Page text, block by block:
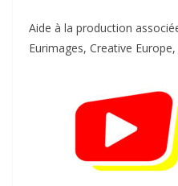
Aide à la production
Eurimages, Creative Europe,